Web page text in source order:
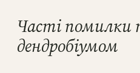
Часті помилки
дендробіумом